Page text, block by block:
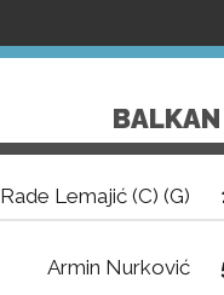
BALKAN
Rade Lemajić (C) (G)
Armin Nurković